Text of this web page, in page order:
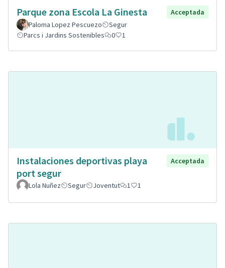
Parque zona Escola La Ginesta
Acceptada
Paloma Lopez Pescuezo
Segur
Parcs i Jardins Sostenibles
0 1
Instalaciones deportivas playa
port segur
Acceptada
Lola Nuñez Segur Joventut 1 1